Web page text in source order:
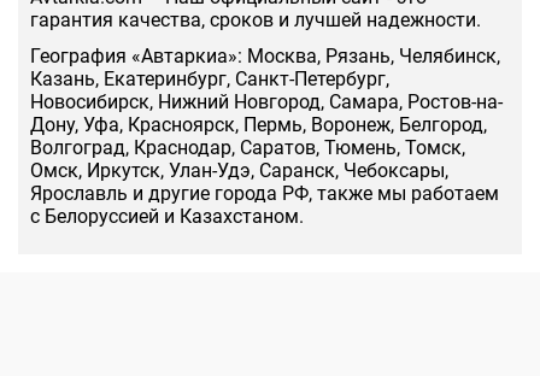
гарантия качества, сроков и лучшей надежности.
География «Автаркиа»: Москва, Рязань, Челябинск,
Казань, Екатеринбург, Санкт-Петербург,
Новосибирск, Нижний Новгород, Самара, Ростов-на-
Дону, Уфа, Красноярск, Пермь, Воронеж, Белгород,
Волгоград, Краснодар, Саратов, Тюмень, Томск,
Омск, Иркутск, Улан-Удэ, Саранск, Чебоксары,
Ярославль и другие города РФ, также мы работаем
с Белоруссией и Казахстаном.